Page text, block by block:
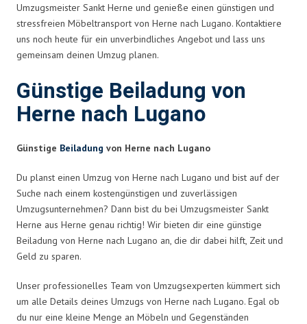
Umzugsmeister Sankt Herne und genieße einen günstigen und
stressfreien Möbeltransport von Herne nach Lugano. Kontaktiere
uns noch heute für ein unverbindliches Angebot und lass uns
gemeinsam deinen Umzug planen.
Günstige Beiladung von
Herne nach Lugano
Günstige Beiladung von Herne nach Lugano
Du planst einen Umzug von Herne nach Lugano und bist auf der
Suche nach einem kostengünstigen und zuverlässigen
Umzugsunternehmen? Dann bist du bei Umzugsmeister Sankt
Herne aus Herne genau richtig! Wir bieten dir eine günstige
Beiladung von Herne nach Lugano an, die dir dabei hilft, Zeit und
Geld zu sparen.
Unser professionelles Team von Umzugsexperten kümmert sich
um alle Details deines Umzugs von Herne nach Lugano. Egal ob
du nur eine kleine Menge an Möbeln und Gegenständen